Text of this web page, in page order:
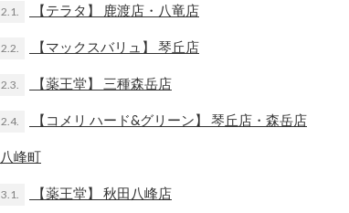
2.1. 【テラタ】 鹿渡店・八竜店
2.2. 【マックスバリュ】 琴丘店
2.3. 【薬王堂】 三種森岳店
2.4. 【コメリ ハード&グリーン】 琴丘店・森岳店
八峰町
3.1. 【薬王堂】 秋田八峰店